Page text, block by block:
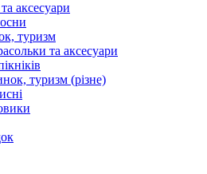
аксесуари
туризм
та аксесуари
туризм (різне)